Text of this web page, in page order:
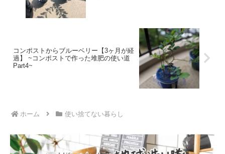
コンポストからブルーベリー【3ヶ月が経
過】 ~コンポストで作った堆肥の使い道
Part4~
ホーム 使い捨てない暮らし